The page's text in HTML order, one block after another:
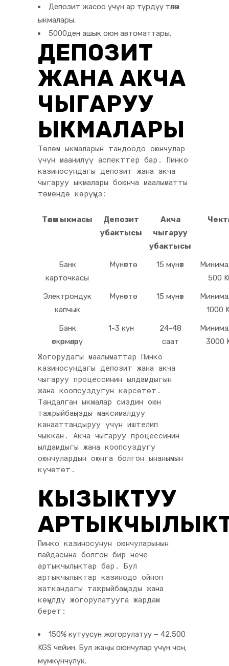
Депозит жасоо үчүн ар түрдүү төлөм
ыкмалары.
5000ден ашык оюн автоматтары.
ДЕПОЗИТ
ЖАНА АКЧА
ЧЫГАРУУ
ЫКМАЛАРЫ
Төлөм ыкмаларын тандоодо оюнчулар
үчүн маанилүү аспекттер бар. Пинко
казиносундагы депозит жана акча
чыгаруу ыкмалары боюнча маалыматты
төмөндө көрүңүз:
Төлөм ыкмасы
Депозит
убактысы
Акча
чыгаруу
убактысы
Банк
карточкасы
Мүнөттө 15 мүнөт
500
Электрондук
капчык
Мүнөттө 15 мүнөт
1000
Банк
өткөрмөлөрү
1-3 күн
24-48
саат
3000
Жогорудагы маалыматтар Пинко
казиносундагы депозит жана акча
чыгаруу процессинин ылдамдыгын
жана коопсуздугун көрсөтөт.
Тандалган ыкмалар сиздин оюн
тажрыйбаңызды максималдуу
канааттандыруу үчүн иштелип
чыккан. Акча чыгаруу процессинин
ылдамдыгы жана коопсуздугу
оюнчулардын оюнга болгон ынанымын
күчөтөт.
КЫЗЫКТУУ
Пинко казиносунун оюнчуларынын
пайдасына болгон бир нече
артыкчылыктар бар. Бул
артыкчылыктар казинодо ойноп
жаткандагы тажрыйбаңызды жана
көңүлдү жогорулатууга жардам
берет:
150% кутуусун жогорулатуу – 42,500
KGS чейин. Бул жаңы оюнчулар үчүн чоң
мүмкүнчүлүк.